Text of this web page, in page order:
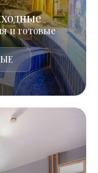
и готовые